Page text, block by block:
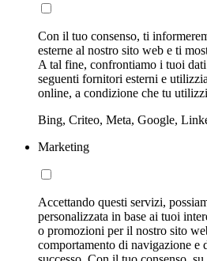
Con il tuo consenso, ti
esterne al nostro sito web e ti
A tal fine, confrontiamo i tuoi
seguenti fornitori esterni e
online, a condizione che tu
Bing, Criteo, Meta, Google,
Marketing
Accettando questi servizi,
personalizzata in base ai tuoi
o promozioni per il nostro sito
comportamento di navigazione e